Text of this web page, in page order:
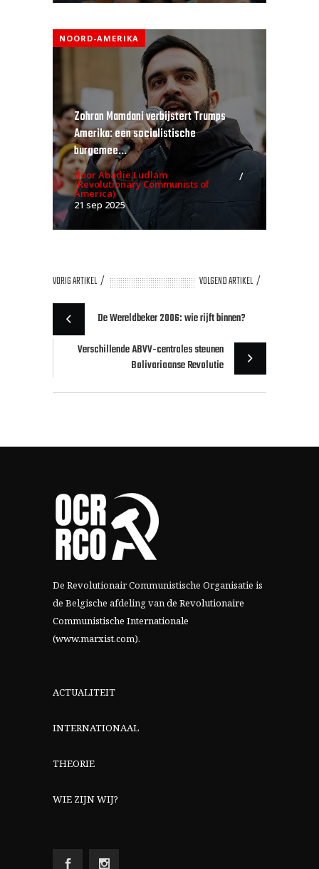
NOORD-AMERIKA
Zohran Mamdani verbijstert Trumps
Amerika: een socialistische
burgemee...
door Abadie Ludlam
(Revolutionary Communists of
America)
21 sep 2025
VORIG ARTIKEL VOLGEND ARTIKEL
De Wereldbeker 2006: wie rijft binnen?
Verschillende ABVV-centrales steunen
Bolivariaanse Revolutie
De Revolutionair Communistische Organisatie is
de Belgische afdeling vande Revolutionaire
Communistische Internationale
(www.marxist.com).
ACTUALITEIT
INTERNATIONAAL
THEORIE
WIE ZIJN WIJ?